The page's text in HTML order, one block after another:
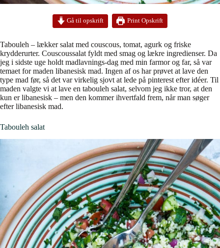
Gå til opskrift Print Opskrift
Tabouleh – lækker salat med couscous, tomat, agurk og friske
krydderurter. Couscoussalat fyldt med smag og lækre ingredienser. Da
jeg i sidste uge holdt madlavnings-dag med min farmor og far, så var
temaet for maden libanesisk mad. Ingen af os har prøvet at lave den
type mad før, så det var virkelig sjovt at lede på pinterest efter idéer. Til
maden valgte vi at lave en tabouleh salat, selvom jeg ikke tror, at den
kun er libanesisk – men den kommer ihvertfald frem, når man søger
efter libanesisk mad.
Tabouleh salat